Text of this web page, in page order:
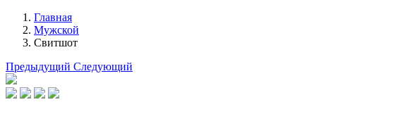
Главная
Мужской
Свитшот
Предыдущий Следующий